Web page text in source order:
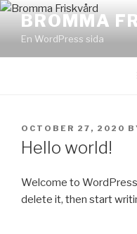
Skip
content
BROMMA
En WordPress sida
POSTED
ON
OCTOBER 27, 2020
Hello world!
Welcome to
delete it, then start